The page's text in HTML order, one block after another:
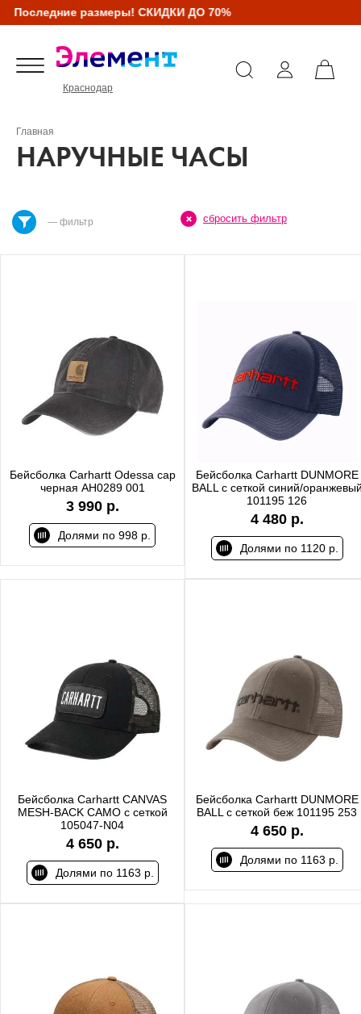
Последние размеры! СКИДКИ ДО 70%
Краснодар
Главная
НАРУЧНЫЕ ЧАСЫ
— фильтр сбросить фильтр
Бейсболка Carhartt Odessa cap
черная AH0289 001
3 990 р.
Долями по 998 р.
Бейсболка Carhartt DUNMORE
BALL с сеткой синий/
101195 126
4 480 р.
Долями по 1120 р.
Бейсболка Carhartt CANVAS
MESH-BACK CAMO с сеткой
105047-N04
4 650 р.
Долями по 1163 р.
Бейсболка Carhartt DUNMORE
BALL с сеткой беж 101195 253
4 650 р.
Долями по 1163 р.